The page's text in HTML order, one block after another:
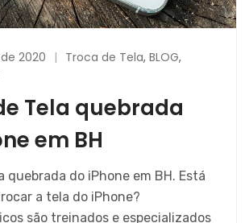
2020 Troca de Tela, BLOG,
Tela quebrada
em BH
quebrada do iPhone em BH. Está
a tela do iPhone?
são treinados e especializados